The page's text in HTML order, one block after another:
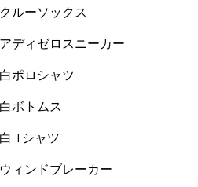
クルーソックス
アディゼロスニーカー
白ポロシャツ
白ボトムス
白 Tシャツ
ウィンドブレーカー